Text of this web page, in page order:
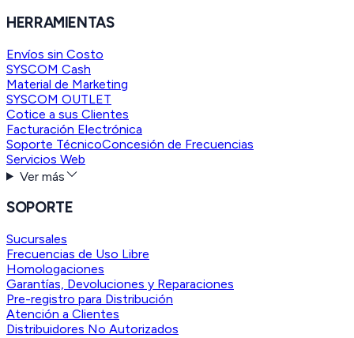
HERRAMIENTAS
Envíos sin Costo
SYSCOM Cash
Material de Marketing
SYSCOM OUTLET
Cotice a sus Clientes
Facturación Electrónica
Soporte TécnicoConcesión de Frecuencias
Servicios Web
Ver más
SOPORTE
Sucursales
Frecuencias de Uso Libre
Homologaciones
Garantías, Devoluciones y Reparaciones
Pre-registro para Distribución
Atención a Clientes
Distribuidores No Autorizados